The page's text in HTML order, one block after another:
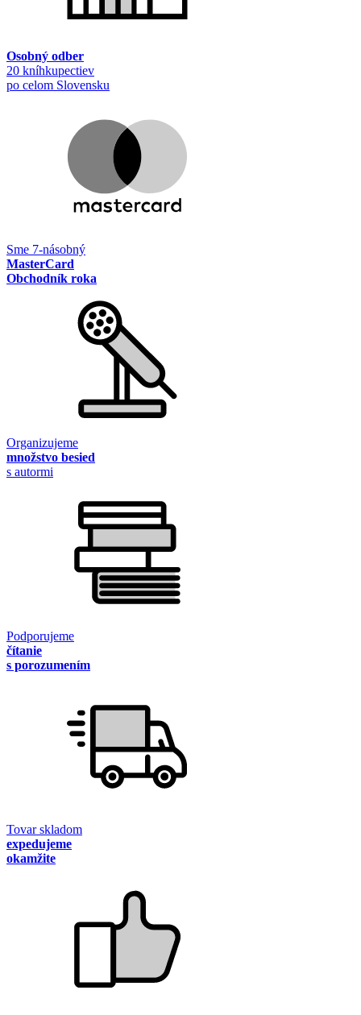
Osobný odber
20 kníhkupectiev
po celom Slovensku
Sme 7-násobný
MasterCard
Obchodník roka
Organizujeme
množstvo besied
s autormi
Podporujeme
čítanie
s porozumením
Tovar skladom
expedujeme
okamžite